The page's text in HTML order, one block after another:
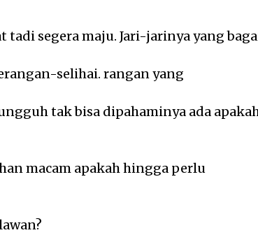
tadi segera maju. Jari-jarinya yang
selihai. rangan yang
tak bisa dipahaminya ada
macam apakah hingga perlu